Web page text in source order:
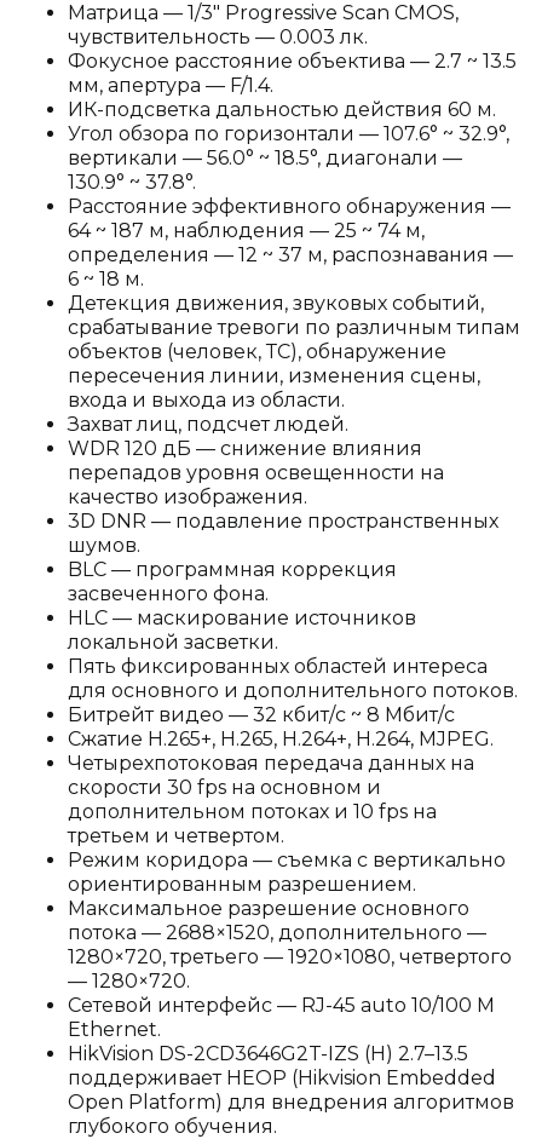
Матрица — 1/3" Progressive Scan CMOS,
чувствительность — 0.003 лк.
Фокусное расстояние объектива — 2.7 ~ 13.5
мм, апертура — F/1.4.
ИК-подсветка дальностью действия 60 м.
Угол обзора по горизонтали — 107.6° ~ 32.9°,
вертикали — 56.0° ~ 18.5°, диагонали —
130.9° ~ 37.8°.
Расстояние эффективного обнаружения —
64 ~ 187 м, наблюдения — 25 ~ 74 м,
определения — 12 ~ 37 м, распознавания —
6 ~ 18 м.
Детекция движения, звуковых событий,
срабатывание тревоги по различным типам
объектов (человек, ТС), обнаружение
пересечения линии, изменения сцены,
входа и выхода из области.
Захват лиц, подсчет людей.
WDR 120 дБ — снижение влияния
перепадов уровня освещенности на
качество изображения.
3D DNR — подавление пространственных
шумов.
BLC — программная коррекция
засвеченного фона.
HLC — маскирование источников
локальной засветки.
Пять фиксированных областей интереса
для основного и дополнительного потоков.
Битрейт видео — 32 кбит/с ~ 8 Мбит/с
Сжатие H.265+, H.265, H.264+, H.264, MJPEG.
Четырехпотоковая передача данных на
скорости 30 fps на основном и
дополнительном потоках и 10 fps на
третьем и четвертом.
Режим коридора — съемка с вертикально
ориентированным разрешением.
Максимальное разрешение основного
потока — 2688×1520, дополнительного —
1280×720, третьего — 1920×1080, четвертого
— 1280×720.
Сетевой интерфейс — RJ-45 auto 10/100 М
Ethernet.
HikVision DS-2CD3646G2T-IZS (H) 2.7–13.5
поддерживает HEOP (Hikvision Embedded
Open Platform) для внедрения алгоритмов
глубокого обучения.